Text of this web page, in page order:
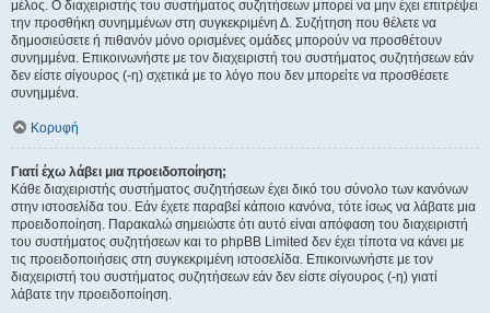
μέλος. Ο διαχειριστής του συστήματος συζητήσεων μπορεί να μην έχει επιτρέψει
την προσθήκη συνημμένων στη συγκεκριμένη Δ. Συζήτηση που θέλετε να
δημοσιεύσετε ή πιθανόν μόνο ορισμένες ομάδες μπορούν να προσθέτουν
συνημμένα. Επικοινωνήστε με τον διαχειριστή του συστήματος συζητήσεων εάν
δεν είστε σίγουρος (-η) σχετικά με το λόγο που δεν μπορείτε να προσθέσετε
συνημμένα.
Κορυφή
Γιατί έχω λάβει μια προειδοποίηση;
Κάθε διαχειριστής συστήματος συζητήσεων έχει δικό του σύνολο των κανόνων
στην ιστοσελίδα του. Εάν έχετε παραβεί κάποιο κανόνα, τότε ίσως να λάβατε μια
προειδοποίηση. Παρακαλώ σημειώστε ότι αυτό είναι απόφαση του διαχειριστή
του συστήματος συζητήσεων και το phpBB Limited δεν έχει τίποτα να κάνει με
τις προειδοποιήσεις στη συγκεκριμένη ιστοσελίδα. Επικοινωνήστε με τον
διαχειριστή του συστήματος συζητήσεων εάν δεν είστε σίγουρος (-η) γιατί
λάβατε την προειδοποίηση.